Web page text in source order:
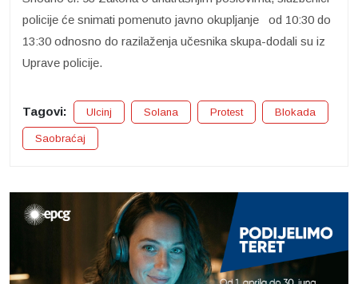
policije će snimati pomenuto javno okupljanje od 10:30 do
13:30 odnosno do razilaženja učesnika skupa-dodali su iz
Uprave policije.
Tagovi: Ulcinj Solana Protest Blokada
Saobraćaj